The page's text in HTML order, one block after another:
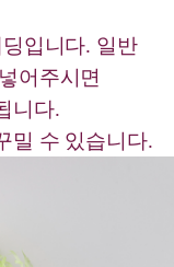
입니다. 일반
어주시면
니다.
밀 수 있습니다.